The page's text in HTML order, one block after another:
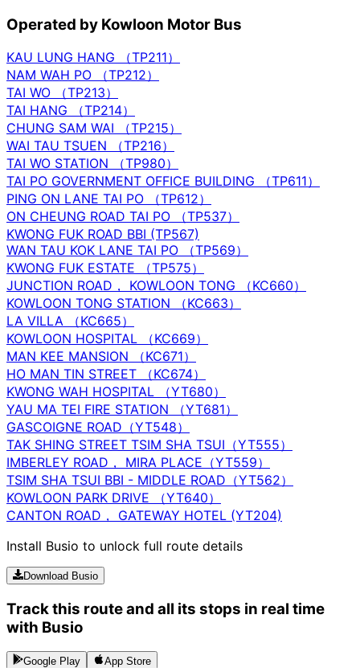
Operated by Kowloon Motor Bus
KAU LUNG HANG （TP211）
NAM WAH PO （TP212）
TAI WO （TP213）
TAI HANG （TP214）
CHUNG SAM WAI （TP215）
WAI TAU TSUEN （TP216）
TAI WO STATION （TP980）
TAI PO GOVERNMENT OFFICE BUILDING （TP611）
PING ON LANE TAI PO （TP612）
ON CHEUNG ROAD TAI PO （TP537）
KWONG FUK ROAD BBI (TP567)
WAN TAU KOK LANE TAI PO （TP569）
KWONG FUK ESTATE （TP575）
JUNCTION ROAD， KOWLOON TONG （KC660）
KOWLOON TONG STATION （KC663）
LA VILLA （KC665）
KOWLOON HOSPITAL （KC669）
MAN KEE MANSION （KC671）
HO MAN TIN STREET （KC674）
KWONG WAH HOSPITAL （YT680）
YAU MA TEI FIRE STATION （YT681）
GASCOIGNE ROAD（YT548）
TAK SHING STREET TSIM SHA TSUI（YT555）
IMBERLEY ROAD， MIRA PLACE（YT559）
TSIM SHA TSUI BBI - MIDDLE ROAD（YT562）
KOWLOON PARK DRIVE （YT640）
CANTON ROAD， GATEWAY HOTEL (YT204)
Install Busio to unlock full route details
Download Busio
Track this route and all its stops in real time
with Busio
Google Play App Store